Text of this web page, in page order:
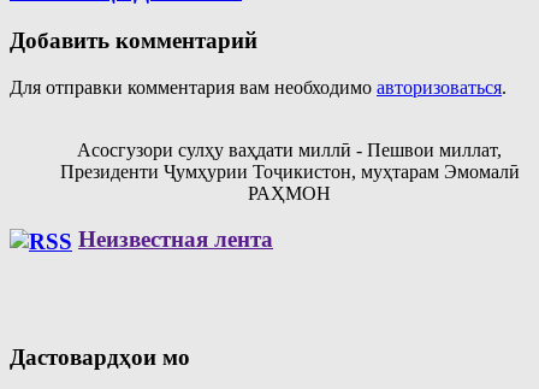
Добавить комментарий
Для отправки комментария вам необходимо авторизоваться.
Асосгузори сулҳу ваҳдати миллӣ - Пешвои миллат,
Президенти Ҷумҳурии Тоҷикистон, муҳтарам Эмомалӣ
РАҲМОН
Неизвестная лента
Дастовардҳои мо